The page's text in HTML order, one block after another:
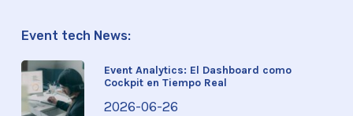
Event tech News:
Event Analytics: El Dashboard como
Cockpit en Tiempo Real
2026-06-26